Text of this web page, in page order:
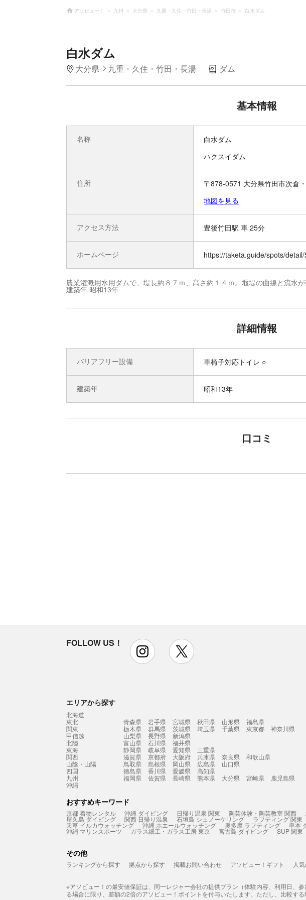
アソビュー！ 九州 大分県 九重・久住・竹田・長湯 竹田市 白水ダム
白水ダム
大分県 九重・久住・竹田・長湯 ダム
基本情報
名称
白水ダム
ハクスイダム
住所
〒878-0571 大分県竹田市次倉
地図を見る
アクセス方法 豊後竹田駅 車 25分
ホームページ https://taketa.guide/spots/
農業潅漑用水用ダムで、堤長約８７ｍ、高さ約１４ｍ。堰堤の曲線と流水が
建築年 昭和13年
詳細情報
バリアフリー設備 車椅子対応トイレ ○
建築年 昭和13年
口コミ
FOLLOW US！ instagram
エリアから探す
北海道
東北
青森県 岩手県 宮城県 秋田県 山形県
福島県
関東
栃木県 群馬県 茨城県 埼玉県 千葉県 東京都
神奈川県
甲信越
山梨県 長野県
新潟県
北陸
富山県 石川県
福井県
東海
静岡県 岐阜県 愛知県
三重県
関西
滋賀県 京都府 大阪府 兵庫県 奈良県
和歌山県
山陰・山陽
鳥取県 島根県 岡山県 広島県
山口県
四国
徳島県 香川県 愛媛県
高知県
九州
福岡県 佐賀県 長崎県 熊本県 大分県 宮崎県
鹿児島県
沖縄
おすすめキーワード
京都 着物レンタル 沖縄 ダイビング 日帰り温泉 関東 陶芸体験・陶芸教室 関西
屋久島 ダイビング 関西 日帰り温泉 石垣島 シュノーケリング ラフティング 関東
天草 イルカウォッチング 沖縄 ホエールウォッチング 奥多摩 ラフティング 串本
沖縄 マリンスポーツ ガラス細工・ガラス工房 東京 宮古島 ダイビング SUP 関東
その他
ランキングから探す 拠点から探す 掲載お問い合わせ アソビュー！ギフト 人
※アソビュー！の最安値保証は、同一レジャー会社の提供プラン（体験内容、利用日、
る場合に限り、差額の2倍のアソビュー！ポイントを付与いたします。ただし、比較す